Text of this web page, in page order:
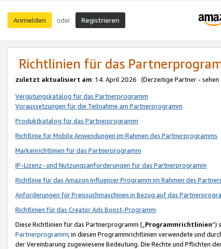
Anmelden oder Registrieren
Richtlinien für das
zuletzt aktualisiert am: 14. April 2026 (Derzeitige Partner - sehen
Vergütungskatalog für das Partnerprogramm
Voraussetzungen für die Teilnahme am Partnerprogramm
Produktkatalog für das Partnerprogramm
Richtlinie für Mobile Anwendungen im Rahmen des Partnerprogramms
Markenrichtlinien für das Partnerprogramm
IP-Lizenz- und Nutzungsanforderungen für das Partnerprogramm
Richtlinie für das Amazon Influencer Programm im Rahmen des
Anforderungen für Preissuchmaschinen in Bezug auf das
Richtlinien für das Creator Ads Boost-Programm
Diese Richtlinien für das Partnerprogramm („Programmrichtlinien“)
Partnerprogramm; in diesen Programmrichtlinien verwendete und
der Vereinbarung zugewiesene Bedeutung. Die Rechte und Pflichten